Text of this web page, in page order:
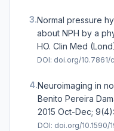
3.Normal pressure
about NPH by a
HO. Clin Med (Lond)
DOI: doi.org/10.7861/
4.Neuroimaging in
Benito Pereira
2015 Oct-Dec;
DOI: doi.org/